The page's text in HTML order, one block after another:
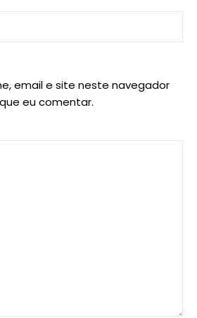
email e site neste navegador
eu comentar.